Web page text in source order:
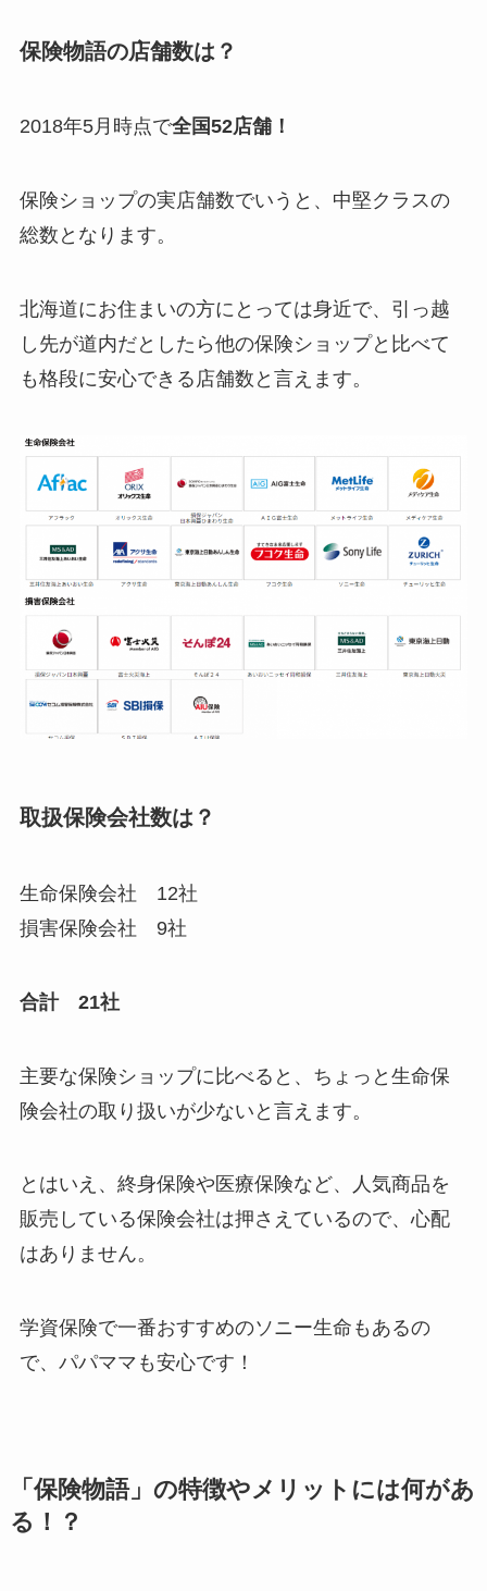
保険物語の店舗数は？
2018年5月時点で全国52店舗！
保険ショップの実店舗数でいうと、中堅クラスの
総数となります。
北海道にお住まいの方にとっては身近で、引っ越
し先が道内だとしたら他の保険ショップと比べて
も格段に安心できる店舗数と言えます。
取扱保険会社数は？
生命保険会社 12社
損害保険会社 9社
合計 21社
主要な保険ショップに比べると、ちょっと生命保
険会社の取り扱いが少ないと言えます。
とはいえ、終身保険や医療保険など、人気商品を
販売している保険会社は押さえているので、心配
はありません。
学資保険で一番おすすめのソニー生命もあるの
で、パパママも安心です！
「保険物語」の特徴やメリットには何があ
る！？